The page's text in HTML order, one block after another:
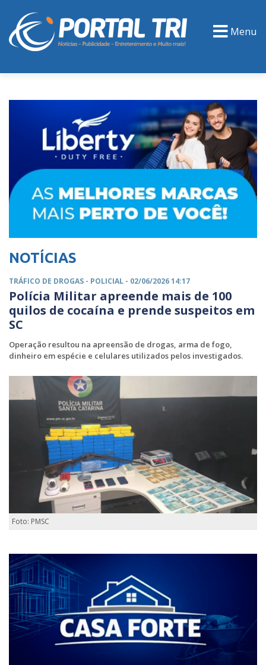
Menu
NOTÍCIAS
TRÁFICO DE DROGAS - POLICIAL - 02/06/2026 14:17
Polícia Militar apreende mais de 100
quilos de cocaína e prende suspeitos em
SC
Operação resultou na apreensão de drogas, arma de fogo,
dinheiro em espécie e celulares utilizados pelos investigados.
Foto: PMSC